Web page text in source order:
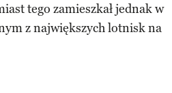
tego zamieszkał jednak w
z największych lotnisk na